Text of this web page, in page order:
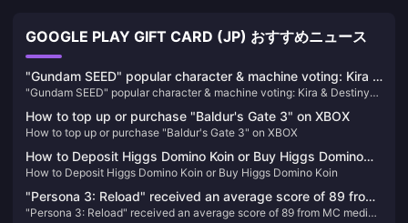
GOOGLE PLAY GIFT CARD (JP) おすすめニュース
"Gundam SEED" popular character & machine voting: Kira &
Destiny Spec II temporarily ranked first
"Gundam SEED" popular character & machine voting: Kira & Destiny
How to top up or purchase "Baldur's Gate 3" on XBOX
How to top up or purchase "Baldur's Gate 3" on XBOX
How to Deposit Higgs Domino Koin or Buy Higgs Domino
Koin
How to Deposit Higgs Domino Koin or Buy Higgs Domino Koin
"Persona 3: Reload" received an average score of 89 from
MC media and received a double 9-point rating from
"Persona 3: Reload" received an average score of 89 from MC media